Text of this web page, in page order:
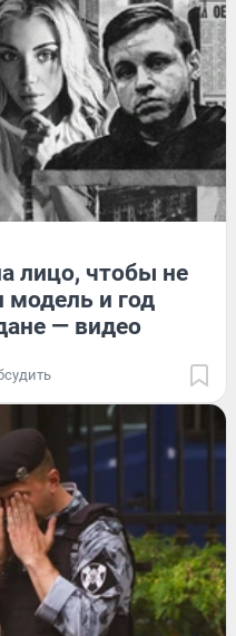
лицо, чтобы не
модель и год
— видео